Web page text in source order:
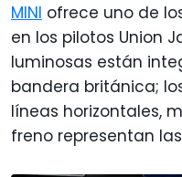
MINI ofrece uno de
en los pilotos Union
luminosas están
bandera británica;
líneas horizontales,
freno representan